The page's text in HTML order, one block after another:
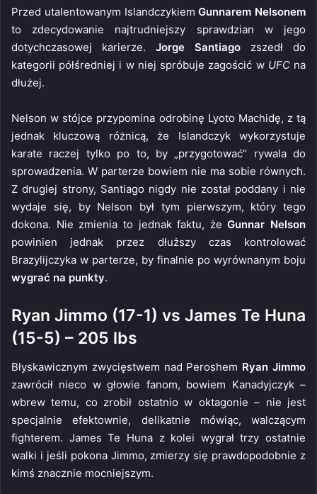
Przed utalentowanym IslandczykiemGunnarem Nelsonem
to zdecydowanie najtrudniejszy sprawdzian w jego
dotychczasowej karierze. Jorge Santiago zszedł do
kategorii półśredniej i w niej spróbuje zagościć w UFCna
dłużej.
Nelson w stójce przypomina odrobinę Lyoto Machidę, z tą
jednak kluczową różnicą, że Islandczyk wykorzystuje
karate raczej tylko po to, by „przygotować” rywala do
sprowadzenia. W parterze bowiem nie ma sobie równych.
Z drugiej strony, Santiago nigdy nie został poddany i nie
wydaje się, by Nelson był tym pierwszym, który tego
dokona. Nie zmienia to jednak faktu, żeGunnar Nelson
powinien jednak przez dłuższy czas kontrolować
Brazylijczyka w parterze, by finalnie po wyrównanym boju
wygrać na punkty.
Ryan Jimmo (17-1) vs James Te Huna
(15-5) – 205 lbs
Błyskawicznym zwycięstwem nad Peroshem Ryan Jimmo
zawrócił nieco w głowie fanom, bowiem Kanadyjczyk –
wbrew temu, co zrobił ostatnio w oktagonie – nie jest
specjalnie efektownie, delikatnie mówiąc, walczącym
fighterem. James Te Huna z kolei wygrał trzy ostatnie
walki i jeśli pokona Jimmo, zmierzy się prawdopodobnie z
kimś znacznie mocniejszym.